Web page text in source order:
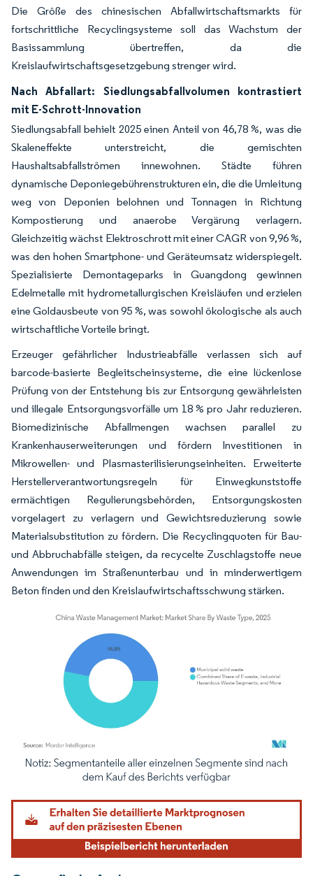
Die Größe des chinesischen Abfallwirtschaftsmarkts für
fortschrittliche Recyclingsysteme soll das Wachstum der
Basissammlung übertreffen, da die
Kreislaufwirtschaftsgesetzgebung strenger wird.
Nach Abfallart: Siedlungsabfallvolumen kontrastiert
mit E-Schrott-Innovation
Siedlungsabfall behielt 2025 einen Anteil von 46,78 %, was die
Skaleneffekte unterstreicht, die gemischten
Haushaltsabfallströmen innewohnen. Städte führen
dynamische Deponiegebührenstrukturen ein, die die Umleitung
weg von Deponien belohnen und Tonnagen in Richtung
Kompostierung und anaerobe Vergärung verlagern.
Gleichzeitig wächst Elektroschrott mit einer CAGR von 9,96 %,
was den hohen Smartphone- und Geräteumsatz widerspiegelt.
Spezialisierte Demontageparks in Guangdong gewinnen
Edelmetalle mit hydrometallurgischen Kreisläufen und erzielen
eine Goldausbeute von 95 %, was sowohl ökologische als auch
wirtschaftliche Vorteile bringt.
Erzeuger gefährlicher Industrieabfälle verlassen sich auf
barcode-basierte Begleitscheinsysteme, die eine lückenlose
Prüfung von der Entstehung bis zur Entsorgung gewährleisten
und illegale Entsorgungsvorfälle um 18 % pro Jahr reduzieren.
Biomedizinische Abfallmengen wachsen parallel zu
Krankenhauserweiterungen und fördern Investitionen in
Mikrowellen- und Plasmasterilisierungseinheiten. Erweiterte
Herstellerverantwortungsregeln für Einwegkunststoffe
ermächtigen Regulierungsbehörden, Entsorgungskosten
vorgelagert zu verlagern und Gewichtsreduzierung sowie
Materialsubstitution zu fördern. Die Recyclingquoten für Bau-
und Abbruchabfälle steigen, da recycelte Zuschlagstoffe neue
Anwendungen im Straßenunterbau und in minderwertigem
Beton finden und den Kreislaufwirtschaftsschwung stärken.
Bild © Mordor Intelligence. Wiederverwendung erfordert Namensnennung